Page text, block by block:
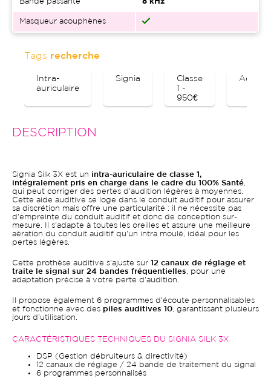
Bande passante 8 kHz
Masqueur acouphènes
Tags recherche
Intra-
auriculaire
Signia
Classe
1 -
950€
DESCRIPTION
Signia Silk 3X est un intra-auriculaire de classe 1,
intégralement pris en charge dans le cadre du 100% Santé
qui peut corriger des pertes d'audition légères à moyennes.
Cette aide auditive se loge dans le conduit auditif pour assurer
sa discrétion mais offre une particularité : il ne nécessite pas
d'empreinte du conduit auditif et donc de conception sur-
mesure. Il s'adapte à toutes les oreilles et assure une meilleure
aération du conduit auditif qu'un intra moulé, idéal pour les
pertes légères.
Cette prothèse auditive s'ajuste sur 12 canaux de réglage et
traite le signal sur 24 bandes fréquentielles , pour une
adaptation précise à votre perte d'audition.
Il propose également 6 programmes d'écoute personnalisables
et fonctionne avec des piles auditives 10 , garantissant plusieurs
jours d'utilisation.
CARACTÉRISTIQUES TECHNIQUES DU SIGNIA SILK 3X
DSP (Gestion débruiteurs & directivité)
12 canaux de réglage / 24 bande de traitement du signal
6 programmes personnalisés